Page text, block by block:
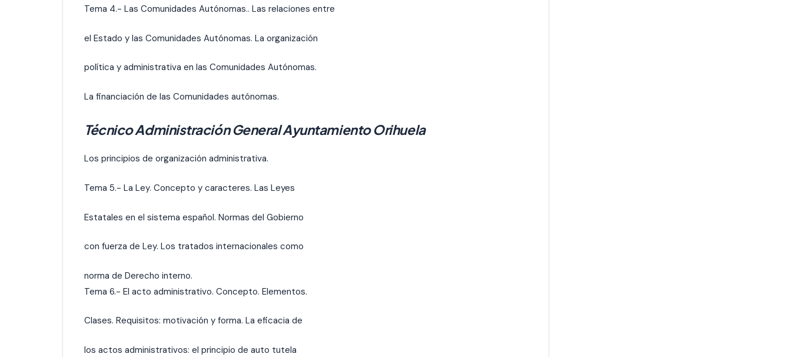
Tema 4.- Las Comunidades Autónomas.. Las relaciones entre
el Estado y las Comunidades Autónomas. La organización
política y administrativa en las Comunidades Autónomas.
La financiación de las Comunidades autónomas.
Técnico Administración General Ayuntamiento Orihuela
Los principios de organización administrativa.
Tema 5.- La Ley. Concepto y caracteres. Las Leyes
Estatales en el sistema español. Normas del Gobierno
con fuerza de Ley. Los tratados internacionales como
norma de Derecho interno.
Tema 6.- El acto administrativo. Concepto. Elementos.
Clases. Requisitos: motivación y forma. La eficacia de
los actos administrativos: el principio de auto tutela